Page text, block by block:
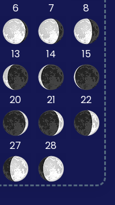
6 7 8
13 14 15
20 21 22
27 28